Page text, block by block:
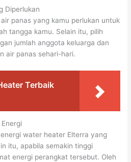
Diperlukan
panas yang kamu perlukan untuk
tangga kamu. Selain itu, pilih
jumlah anggota keluarga dan
air panas sehari-hari.
Terbaik
water heater Elterra yang
itu, apabila semakin tinggi
energi perangkat tersebut. Oleh